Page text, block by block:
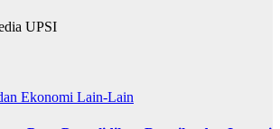
UPSI
Ekonomi Lain-Lain